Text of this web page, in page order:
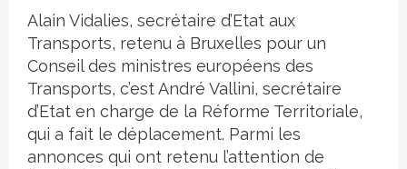
Alain Vidalies, secrétaire d’Etat aux
Transports, retenu à Bruxelles pour un
Conseil des ministres européens des
Transports, c’est André Vallini, secrétaire
d’Etat en charge de la Réforme Territoriale,
qui a fait le déplacement. Parmi les
annonces qui ont retenu l’attention de